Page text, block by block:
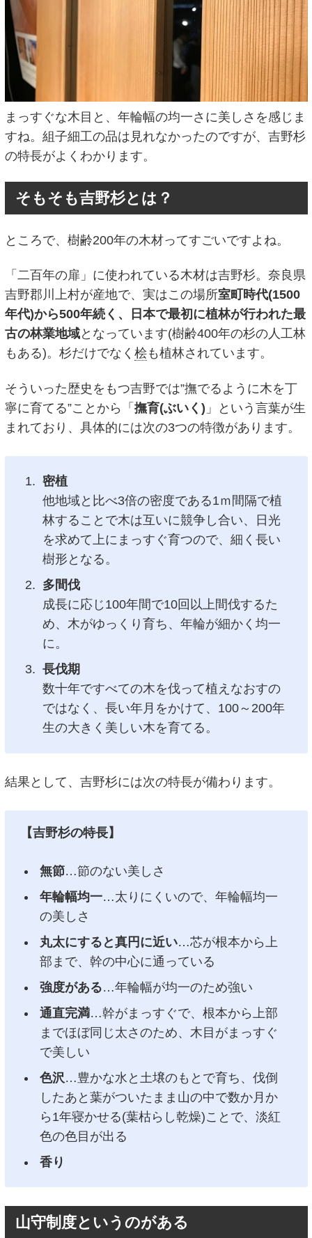
まっすぐな木目と、年輪幅の均一さに美しさを感じま
すね。組子細工の品は見れなかったのですが、吉野杉
の特長がよくわかります。
そもそも吉野杉とは？
ところで、樹齢200年の木材ってすごいですよね。
「二百年の扉」に使われている木材は吉野杉。奈良県
吉野郡川上村が産地で、実はこの場所室町時代(1500
年代)から500年続く、日本で最初に植林が行われた最
古の林業地域となっています(樹齢400年の杉の人工林
もある)。杉だけでなく 桧も植林されています。
そういった歴史をもつ吉野では”撫でるように木を丁
寧に育てる”ことから「 撫育(ぶいく) 」という言葉が生
まれており、具体的には次の3つの特徴があります。
密植
他地域と比べ3倍の密度である1ｍ間隔で植
林することで木は互いに競争し合い、日光
を求めて上にまっすぐ育つので、細く長い
樹形となる。
多間伐
成長に応じ100年間で10回以上間伐するた
め、木がゆっくり育ち、年輪が細かく均一
に。
長伐期
数十年ですべての木を伐って植えなおすの
ではなく、長い年月をかけて、100～200年
生の大きく美しい木を育てる。
結果として、吉野杉には次の特長が備わります。
【吉野杉の特長】
無節…節のない美しさ
年輪幅均一…太りにくいので、年輪幅均一
の美しさ
丸太にすると真円に近い…芯が根本から上
部まで、幹の中心に通っている
強度がある…年輪幅が均一のため強い
通直完満…幹がまっすぐで、根本から上部
までほぼ同じ太さのため、木目がまっすぐ
で美しい
色沢 …豊かな水と土壌のもとで育ち、伐倒
したあと葉がついたまま山の中で数か月か
ら1年寝かせる(葉枯らし乾燥)ことで、淡紅
色の色目が出る
香り
山守制度というのがある